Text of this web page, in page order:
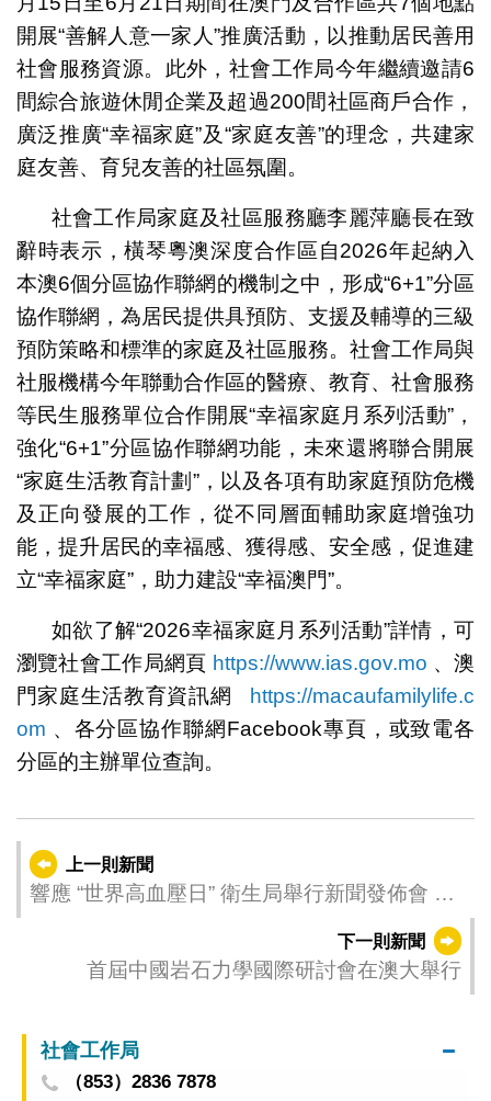
開展“善解人意一家人”推廣活動，以推動居民善用
社會服務資源。此外，社會工作局今年繼續邀請6
間綜合旅遊休閒企業及超過200間社區商戶合作，
廣泛推廣“幸福家庭”及“家庭友善”的理念，共建家
庭友善、育兒友善的社區氛圍。
社會工作局家庭及社區服務廳李麗萍廳長在致
辭時表示，橫琴粵澳深度合作區自2026年起納入
本澳6個分區協作聯網的機制之中，形成“6+1”分區
協作聯網，為居民提供具預防、支援及輔導的三級
預防策略和標準的家庭及社區服務。社會工作局與
社服機構今年聯動合作區的醫療、教育、社會服務
等民生服務單位合作開展“幸福家庭月系列活動”，
強化“6+1”分區協作聯網功能，未來還將聯合開展
“家庭生活教育計劃”，以及各項有助家庭預防危機
及正向發展的工作，從不同層面輔助家庭增強功
能，提升居民的幸福感、獲得感、安全感，促進建
立“幸福家庭”，助力建設“幸福澳門”。
如欲了解“2026幸福家庭月系列活動”詳情，可
瀏覽社會工作局網頁 https://www.ias.gov.mo 、澳
門家庭生活教育資訊網
https://macaufamilylife.c
om 、各分區協作聯網Facebook專頁，或致電各
分區的主辦單位查詢。
上一則新聞
響應 “世界高血壓日” 衛生局舉行新聞發佈會 持
下一則新聞
首屆中國岩石力學國際研討會在澳大舉行
社會工作局
（853）2836 7878